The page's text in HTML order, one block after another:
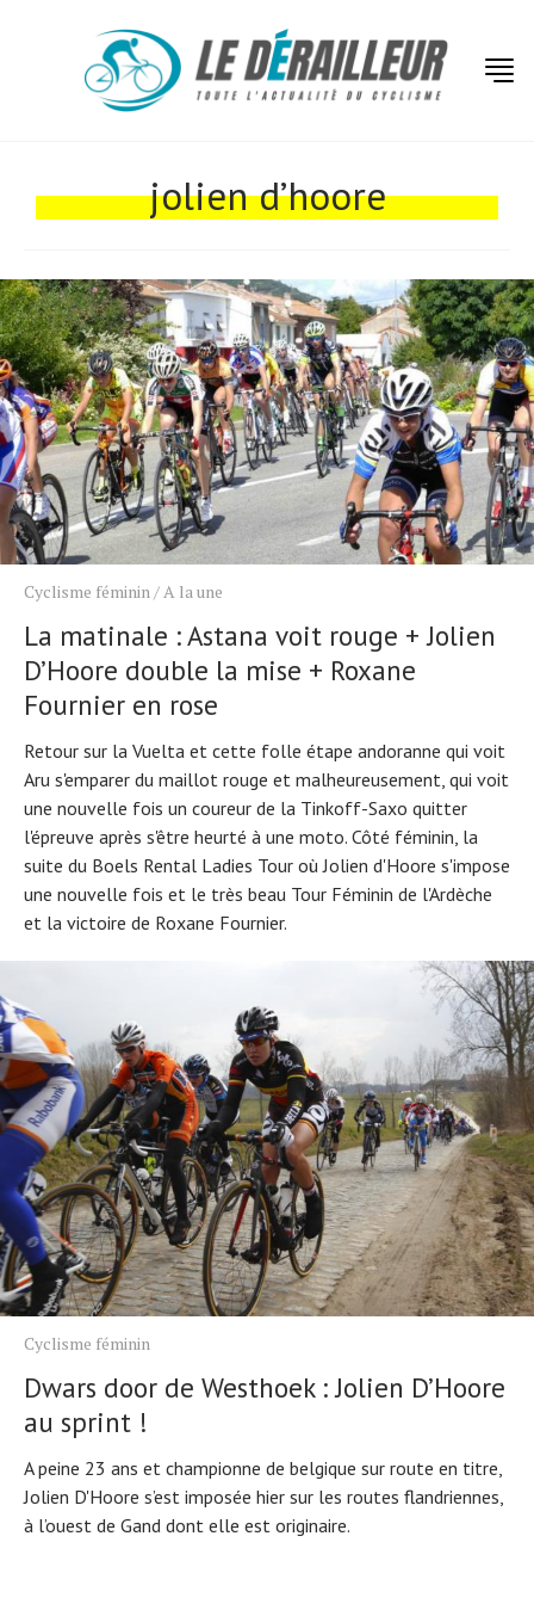
jolien d’hoore
Cyclisme féminin/A la une
La matinale : Astana voit rouge + Jolien
D’Hoore double la mise + Roxane
Fournier en rose
Retour sur la Vuelta et cette folle étape andoranne qui voit
Aru s'emparer du maillot rouge et malheureusement, qui voit
une nouvelle fois un coureur de la Tinkoff-Saxo quitter
l'épreuve après s'être heurté à une moto. Côté féminin, la
suite du Boels Rental Ladies Tour où Jolien d'Hoore s'impose
une nouvelle fois et le très beau Tour Féminin de l'Ardèche
et la victoire de Roxane Fournier.
Cyclisme féminin
Dwars door de Westhoek : Jolien D’Hoore
au sprint !
A peine 23 ans et championne de belgique sur route en titre,
Jolien D'Hoore s’est imposée hier sur les routes flandriennes,
à l’ouest de Gand dont elle est originaire.
Actualités
Tests de produits
Conseils
Tendances
Tous nos articles
À propos